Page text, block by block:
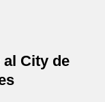
City de